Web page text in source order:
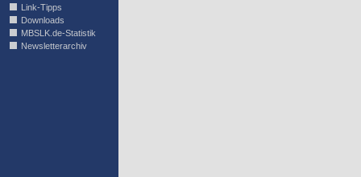
Link-Tipps
Downloads
MBSLK.de-Statistik
Newsletterarchiv